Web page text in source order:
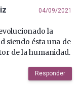
04/09/2021
la
siendo ésta una de
de la humanidad.
Responder